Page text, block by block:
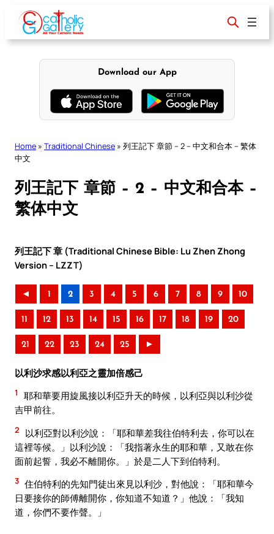
content
Download our App
Home » Traditional Chinese » 列王記下 章節 – 2 – 中文和合本 – 繁体
中文
列王記下 章節 – 2 – 中文和合本 –
繁体中文
列王記下 章 (Traditional Chinese Bible: Lu Zhen Zhong
Version – LZZT)
◄ 1 2 3 4 5 6 7 8 9 10
11 12 13 14 15 16 17 18 19 20
21 22 23 24 25 ►
以利沙求感以利亞之靈加倍感己
1
耶和華要用旋風接以利亞升天的時候，以利亞與以利沙從
吉甲前往。
2
以利亞對以利沙說：「耶和華差我往伯特利去，你可以在
這裡等候。」以利沙說：「我指著永生的耶和華，又敢在你
面前起誓，我必不離開你。」於是二人下到伯特利。
3 住伯特利的先知門徒出來見以利沙，對他說：「耶和華今
日要接你的師傅離開你，你知道不知道？」他說：「我知
道，你們不要作聲。」